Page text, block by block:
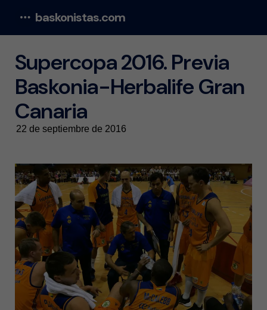
baskonistas.com
Supercopa 2016. Previa
Baskonia-Herbalife Gran
Canaria
22 de septiembre de 2016